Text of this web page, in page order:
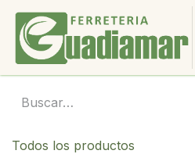
Ir al contenido
Todos los productos